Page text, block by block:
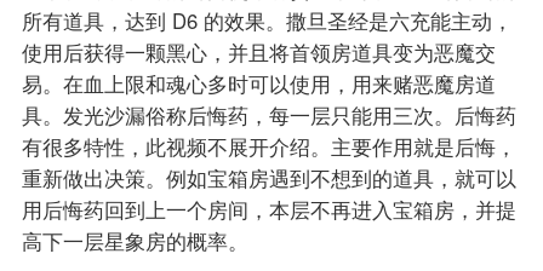
所有道具，达到 D6 的效果。撒旦圣经是六充能主动，
使用后获得一颗黑心，并且将首领房道具变为恶魔交
易。在血上限和魂心多时可以使用，用来赌恶魔房道
具。发光沙漏俗称后悔药，每一层只能用三次。后悔药
有很多特性，此视频不展开介绍。主要作用就是后悔，
重新做出决策。例如宝箱房遇到不想到的道具，就可以
用后悔药回到上一个房间，本层不再进入宝箱房，并提
高下一层星象房的概率。